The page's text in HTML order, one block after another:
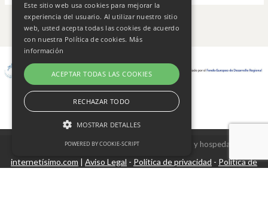
Copyright © 2026 Frutas Champi s.l. - Diseño y hospedaje
internetísimo.com | Aviso Legal - Política de privacidad - Política de
Este sitio web usa cookies para mejorar la
experiencia del usuario. Al utilizar nuestro sitio
web, usted acepta todas las cookies de acuerdo
con nuestra Política de cookies. Más
información
ACEPTAR TODAS LAS COOKIES
RECHAZAR TODO
MOSTRAR DETALLES
POWERED BY COOKIE-SCRIPT